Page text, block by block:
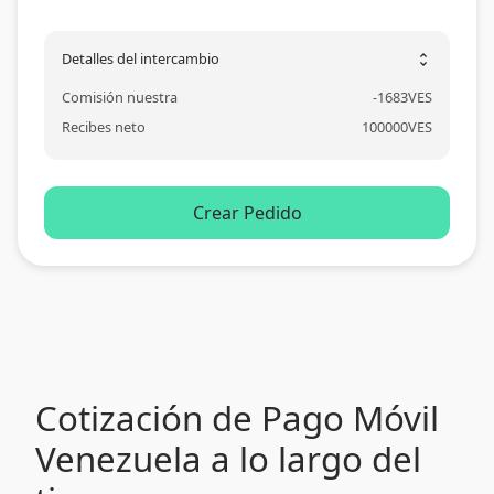
Detalles del intercambio unfold_more
Comisión nuestra -1683VES
Recibes neto
100000VES
Crear Pedido
Cotización de Pago Móvil
Venezuela a lo largo del